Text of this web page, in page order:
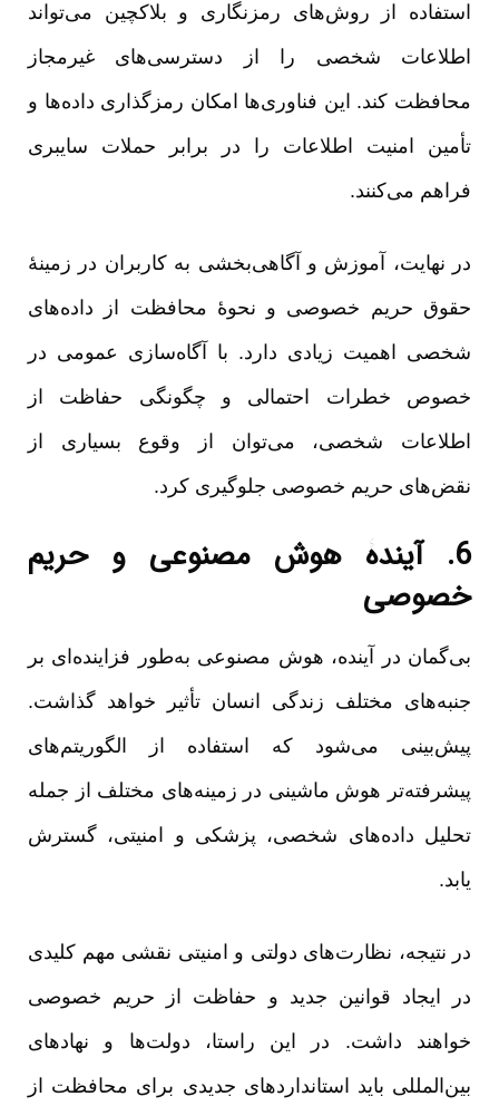
استفاده از روش‌های رمزنگاری و بلاکچین می‌تواند
اطلاعات شخصی را از دسترسی‌های غیرمجاز
محافظت کند. این فناوری‌ها امکان رمزگذاری داده‌ها و
تأمین امنیت اطلاعات را در برابر حملات سایبری
فراهم می‌کنند.
در نهایت، آموزش و آگاهی‌بخشی به کاربران در زمینۀ
حقوق حریم خصوصی و نحوۀ محافظت از داده‌های
شخصی اهمیت زیادی دارد. با آگاه‌سازی عمومی در
خصوص خطرات احتمالی و چگونگی حفاظت از
اطلاعات شخصی، می‌توان از وقوع بسیاری از
نقض‌های حریم خصوصی جلوگیری کرد.
6. آیندۀ هوش مصنوعی و حریم
خصوصی
بی‌گمان در آینده، هوش مصنوعی به‌طور فزاینده‌ای بر
جنبه‌های مختلف زندگی انسان تأثیر خواهد گذاشت.
پیش‌بینی می‌شود که استفاده از الگوریتم‌های
پیشرفته‌تر هوش ماشینی در زمینه‌های مختلف از جمله
تحلیل داده‌های شخصی، پزشکی و امنیتی، گسترش
یابد.
در نتیجه، نظارت‌های دولتی و امنیتی نقشی مهم کلیدی
در ایجاد قوانین جدید و حفاظت از حریم خصوصی
خواهند داشت. در این راستا، دولت‌ها و نهادهای
بین‌المللی باید استانداردهای جدیدی برای محافظت از